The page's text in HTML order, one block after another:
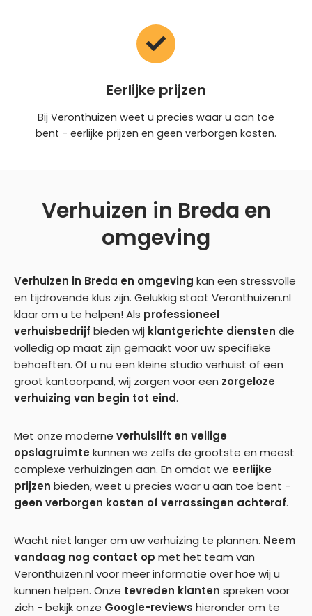
Eerlijke prijzen
Bij Veronthuizen weet u precies waar u aan toe
bent - eerlijke prijzen en geen verborgen kosten.
Verhuizen in Breda en
omgeving
Verhuizen in Breda en omgeving kan een stressvolle
en tijdrovende klus zijn. Gelukkig staat Veronthuizen.nl
klaar om u te helpen! Als professioneel
verhuisbedrijf bieden wij klantgerichte diensten die
volledig op maat zijn gemaakt voor uw specifieke
behoeften. Of u nu een kleine studio verhuist of een
groot kantoorpand, wij zorgen voor een zorgeloze
verhuizing van begin tot eind.
Met onze moderne verhuislift en veilige
opslagruimtekunnen we zelfs de grootste en meest
complexe verhuizingen aan. En omdat we eerlijke
prijzen bieden, weet u precies waar u aan toe bent -
geen verborgen kosten of verrassingen achteraf.
Wacht niet langer om uw verhuizing te plannen. Neem
vandaag nog contact op met het team van
Veronthuizen.nl voor meer informatie over hoe wij u
kunnen helpen. Onze tevreden klanten spreken voor
zich - bekijk onze Google-reviews hieronder om te